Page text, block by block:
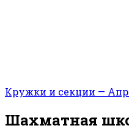
Кружки и секции —
Шахматная